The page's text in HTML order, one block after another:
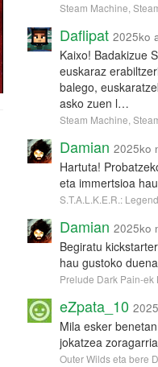
Steam Machine,
Daflipat 2025ko
Kaixo! Badakizue
euskaraz
balego,
asko zuen l…
Steam Machine,
Damian 2025ko
Hartuta!
eta immertsioa
S.T.A.L.K.E.R.:
Damian 2025ko
Begiratu
hau gustoko
Prelude Dark Pain-ek
eZpata_10
Mila esker
jokatzea
Outer Wilds eta bere